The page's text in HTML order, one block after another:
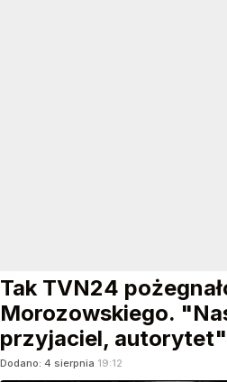
Tak TVN24
Morozowskiego.
przyjaciel, autorytet"
Dodano: 4 sierpnia 19:12